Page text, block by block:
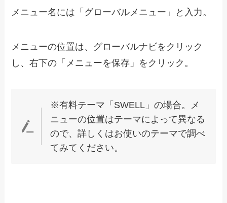
メニュー名には「グローバルメニュー」と入力。
メニューの位置は、グローバルナビをクリック
し、右下の「メニューを保存」をクリック。
※有料テーマ「SWELL」の場合。メ
ニューの位置はテーマによって異なる
ので、詳しくはお使いのテーマで調べ
てみてください。